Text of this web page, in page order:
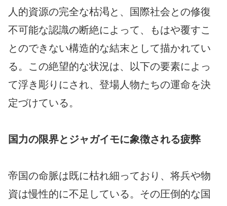
人的資源の完全な枯渇と、国際社会との修復
不可能な認識の断絶によって、もはや覆すこ
とのできない構造的な結末として描かれてい
る。この絶望的な状況は、以下の要素によっ
て浮き彫りにされ、登場人物たちの運命を決
定づけている。
国力の限界とジャガイモに象徴される疲弊
帝国の命脈は既に枯れ細っており、将兵や物
資は慢性的に不足している。その圧倒的な国